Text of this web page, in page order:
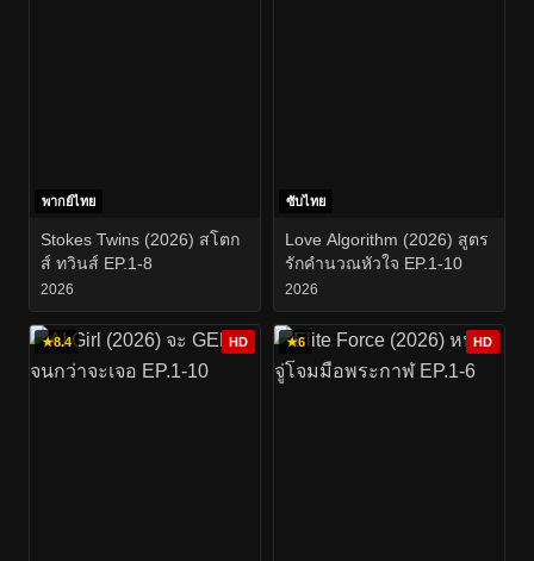
พากย์ไทย
Stokes Twins (2026) สโตก
ส์ ทวินส์ EP.1-8
2026
ซับไทย
Love Algorithm (2026) สูตร
รักคำนวณหัวใจ EP.1-10
2026
★8.4 HD ★6 HD